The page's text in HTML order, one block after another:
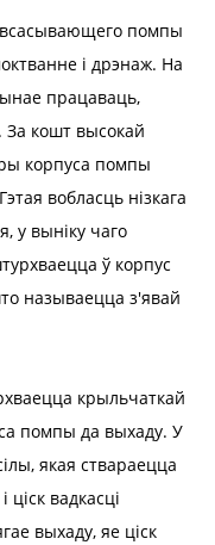
помпы
і дрэнаж. На
працаваць,
За кошт высокай
корпуса помпы
вобласць нізкага
у выніку чаго
ў корпус
называецца з'явай
крыльчаткай
помпы да выхаду. У
якая ствараецца
ціск вадкасці
выхаду, яе ціск